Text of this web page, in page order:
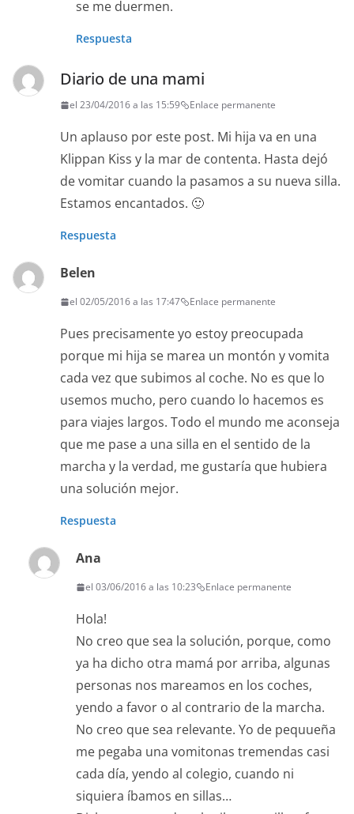
se me duermen.
Respuesta
Diario de una mami
el 23/04/2016 a las 15:59 Enlace permanente
Un aplauso por este post. Mi hija va en una
Klippan Kiss y la mar de contenta. Hasta dejó
de vomitar cuando la pasamos a su nueva silla.
Estamos encantados. 🙂
Respuesta
Belen
el 02/05/2016 a las 17:47 Enlace permanente
Pues precisamente yo estoy preocupada
porque mi hija se marea un montón y vomita
cada vez que subimos al coche. No es que lo
usemos mucho, pero cuando lo hacemos es
para viajes largos. Todo el mundo me aconseja
que me pase a una silla en el sentido de la
marcha y la verdad, me gustaría que hubiera
una solución mejor.
Respuesta
Ana
el 03/06/2016 a las 10:23 Enlace permanente
Hola!
No creo que sea la solución, porque, como
ya ha dicho otra mamá por arriba, algunas
personas nos mareamos en los coches,
yendo a favor o al contrario de la marcha.
No creo que sea relevante. Yo de pequueña
me pegaba una vomitonas tremendas casi
cada día, yendo al colegio, cuando ni
siquiera íbamos en sillas…